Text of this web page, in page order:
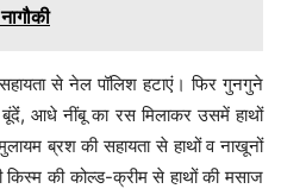
से नेल पॉलिश हटाएं। फिर गुनगुने
आधे नींबू का रस मिलाकर उसमें हाथों
ब्रश की सहायता से हाथों व नाखूनों
की कोल्ड-क्रीम से हाथों की मसाज